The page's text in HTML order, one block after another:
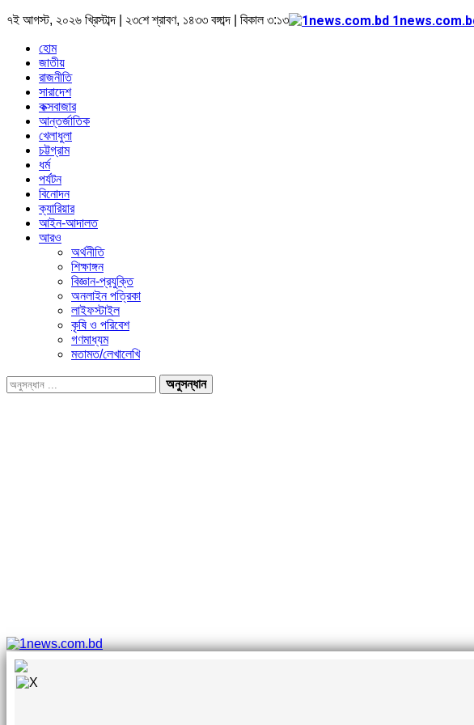
৭ই আগস্ট, ২০২৬ খ্রিস্টাব্দ | ২৩শে শ্রাবণ, ১৪৩৩ বঙ্গাব্দ | বিকাল ৩:১৩
হোম
জাতীয়
রাজনীতি
সারাদেশ
কক্সবাজার
আন্তর্জাতিক
খেলাধুলা
চট্টগ্রাম
ধর্ম
পর্যটন
বিনোদন
ক্যারিয়ার
আইন-আদালত
আরও
অর্থনীতি
শিক্ষাঙ্গন
বিজ্ঞান-প্রযুক্তি
অনলাইন পত্রিকা
লাইফস্টাইল
কৃষি ও পরিবেশ
গণমাধ্যম
মতামত/লেখালেখি